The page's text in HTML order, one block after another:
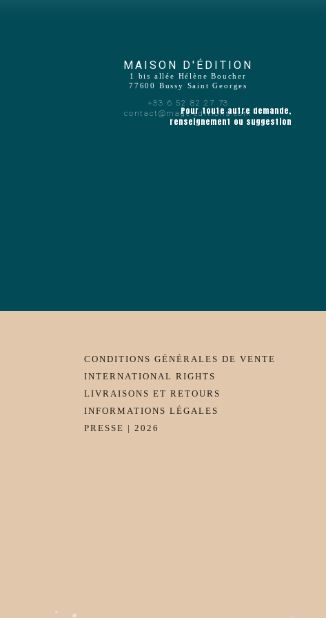
MAISON D'ÉDITION
1 bis allée Hélène Boucher
77600 Bussy Saint Georges
+33 6 52 82 27 73
contact@mage-editions.com
Pour toute autre demande,
renseignement ou suggestion
CONDITIONS GÉNÉRALES DE VENTE
INTERNATIONAL RIGHTS
LIVRAISONS ET RETOURS
INFORMATIONS LÉGALES
PRESSE | 2026